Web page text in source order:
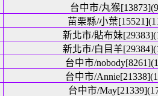
台中市/丸猴
苗栗縣/小葉
新北市/貼布妹
新北市/白目羊
台中市/
台中市/
台中市/